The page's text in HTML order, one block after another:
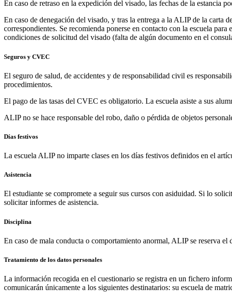
En caso de retraso en la expedición del visado, las fechas de la estancia
En caso de denegación del visado, y tras la entrega a la ALIP de la carta
correspondientes. Se recomienda ponerse en contacto con la escuela
condiciones de solicitud del visado (falta de algún documento en el
Seguros y CVEC
El seguro de salud, de accidentes y de responsabilidad civil es
procedimientos.
El pago de las tasas del CVEC es obligatorio. La escuela asiste a sus
ALIP no se hace responsable del robo, daño o pérdida de objetos
Días festivos
La escuela ALIP no imparte clases en los días festivos definidos en el
Asistencia
El estudiante se compromete a seguir sus cursos con asiduidad. Si lo
solicitar informes de asistencia.
Disciplina
En caso de mala conducta o comportamiento anormal, ALIP se reserva el
Tratamiento de los datos personales
La información recogida en el cuestionario se registra en un fichero
comunicarán únicamente a los siguientes destinatarios: su escuela de